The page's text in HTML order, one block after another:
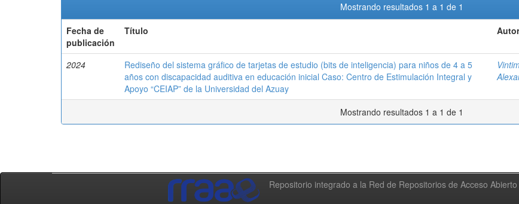
Mostrando resultados 1 a 1 de 1
Fecha de
publicación
Título
2024
Rediseño del sistema gráfico de tarjetas de estudio (bits de inteligencia) para niños de 4 a 5
años con discapacidad auditiva en educación inicial Caso: Centro de Estimulación Integral y
Apoyo “CEIAP” de la Universidad del Azuay
Mostrando resultados 1 a 1 de 1
Repositorio integrado a la Red de Repositorios de Acceso